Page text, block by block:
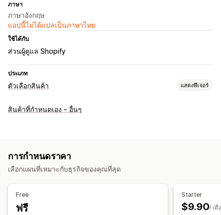
ภาษา
ภาษาอังกฤษ
แอปนี้ไม่ได้แปลเป็นภาษาไทย
ใช้ได้กับ
ส่วนผู้ดูแล Shopify
ประเภท
ตัวเลือกสินค้า แสดงฟีเจอร์
การปรับแต่ง
การกำหนดราคา
ค่าบริการตัวเลือกสินค้า
อัปเดตอัตโนมัติ
สินค้าที่กำหนดเอง - อื่นๆ
การกำหนดราคา
เลือกแผนที่เหมาะกับธุรกิจของคุณที่สุด
Free
ฟรี
Starter
$9.90/ เดื